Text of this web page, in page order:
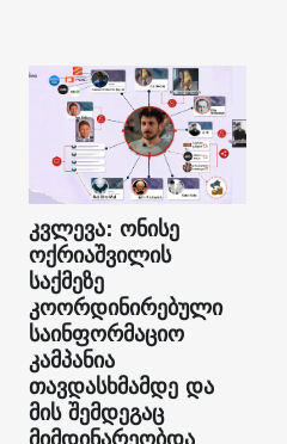
კვლევა: ონისე
ოქრიაშვილის
საქმეზე
კოორდინირებული
საინფორმაციო
კამპანია
თავდასხმამდე და
მის შემდეგაც